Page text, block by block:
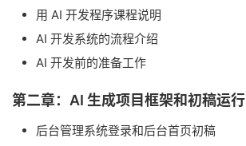
用 AI 开发程序课程说明
AI 开发系统的流程介绍
AI 开发前的准备工作
第二章：AI 生成项目框架和初稿运行
后台管理系统登录和后台首页初稿